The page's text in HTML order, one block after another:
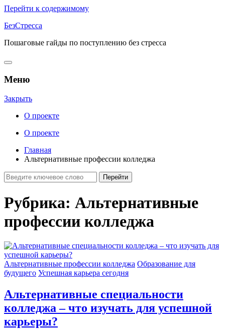
Перейти к содержимому
БезСтресса
Пошаговые гайды по поступлению без стресса
Меню
Закрыть
О проекте
О проекте
Главная
Альтернативные профессии колледжа
Рубрика: Альтернативные
профессии колледжа
Альтернативные профессии колледжа Образование для
будущего Успешная карьера сегодня
Альтернативные специальности
колледжа – что изучать для успешной
карьеры?